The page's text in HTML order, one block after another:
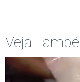
Veja